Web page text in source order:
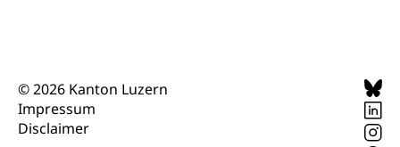
© 2026 Kanton Luzern
Impressum
Disclaimer
Allgemeinbildung für Erwachsene
Berufsberatung (berufsberatung.ch)
Integrationsvorlehre INVOL Zentralschweiz
Fremdsprachen in der Berufslehre –
Studium, Hochschulstudium, tertiäre Bildung
Mittelschulen